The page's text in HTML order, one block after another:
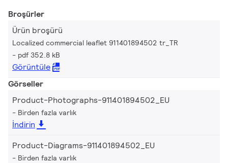
Broşürler
Ürün broşürü
Localized commercial leaflet 911401894502 tr_TR
pdf 352.8 kB
Görüntüle
Görseller
Product-Photographs-911401894502_EU
Birden fazla varlık
İndirin
Product-Diagrams-911401894502_EU
Birden fazla varlık